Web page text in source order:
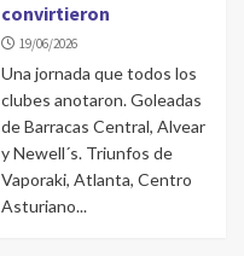
convirtieron
19/06/2026
Una jornada que todos los
clubes anotaron. Goleadas
de Barracas Central, Alvear
y Newell´s. Triunfos de
Vaporaki, Atlanta, Centro
Asturiano...